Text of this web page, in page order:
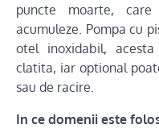
puncte moarte,
acumuleze. Pompa cu
otel inoxidabil,
clatita, iar optional
sau de racire.
In ce domenii este